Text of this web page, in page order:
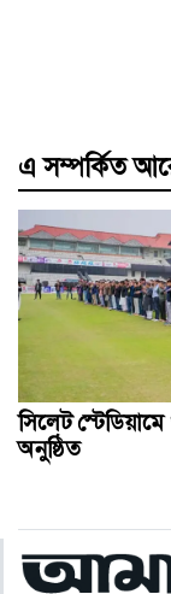
এ সম্পর্কিত
সিলেট
অনুষ্ঠিত